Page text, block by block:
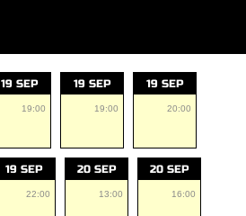
19 SEP
19:00
19 SEP
19:00
19 SEP
20:00
19 SEP
22:00
20 SEP
13:00
20 SEP
16:00